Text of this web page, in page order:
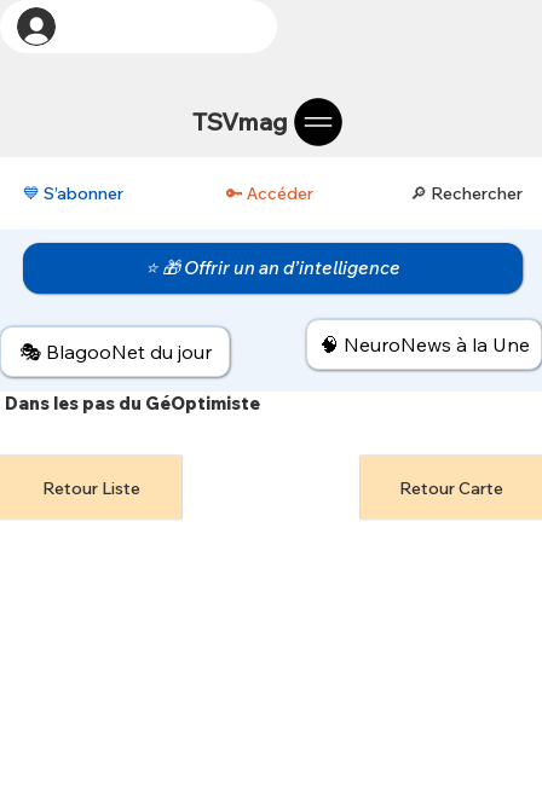
TSVmag
💙 S’abonner 🔑 Accéder 🔎 Rechercher
🎭 BlagooNet du jour
⭐ 🎁 Offrir un an d’intelligence
🧠 NeuroNews à la Une
Dans les pas du GéOptimiste
Retour Liste Retour Carte